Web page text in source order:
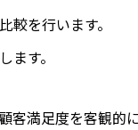
較を行います。
ます。
客満足度を客観的